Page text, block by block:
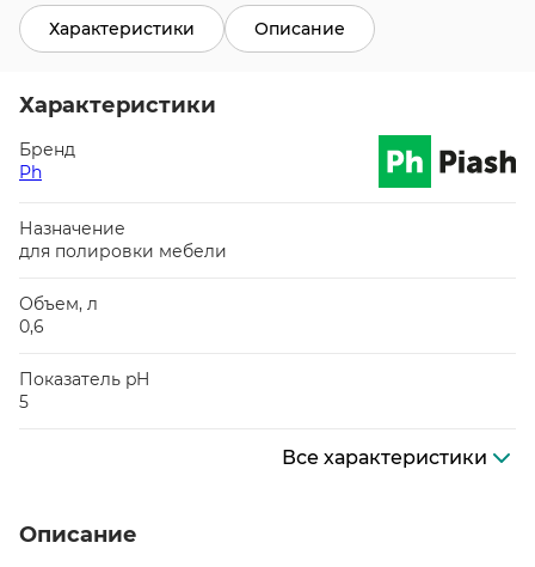
Характеристики Описание
Характеристики
Бренд
Ph
Назначение
для полировки мебели
Объем, л
0,6
Показатель pH
5
Все характеристики
Описание